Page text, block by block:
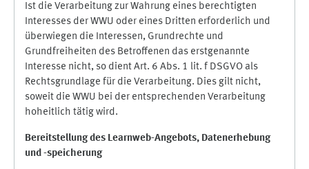
Ist die Verarbeitung zur Wahrung eines berechtigten
Interesses der WWU oder eines Dritten erforderlich und
überwiegen die Interessen, Grundrechte und
Grundfreiheiten des Betroffenen das erstgenannte
Interesse nicht, so dient Art. 6 Abs. 1 lit. f DSGVO als
Rechtsgrundlage für die Verarbeitung. Dies gilt nicht,
soweit die WWU bei der entsprechenden Verarbeitung
hoheitlich tätig wird.
Bereitstellung des Learnweb-Angebots, Datenerhebung
und -speicherung